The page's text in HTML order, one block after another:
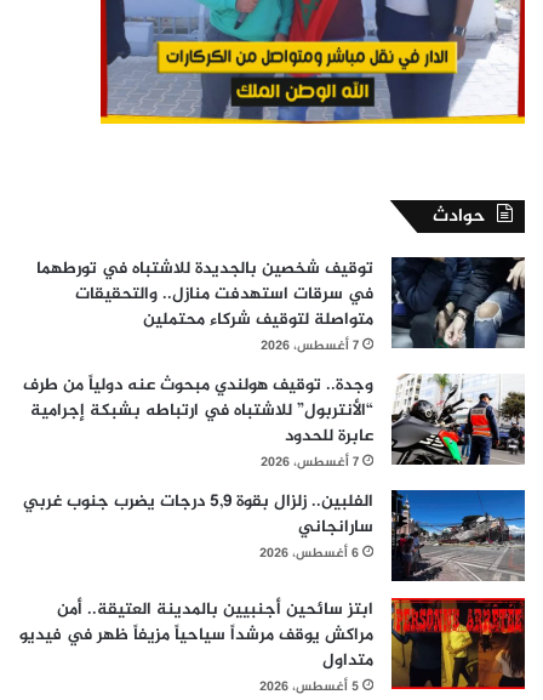
حوادث
توقيف شخصين بالجديدة للاشتباه في تورطهما
في سرقات استهدفت منازل.. والتحقيقات
متواصلة لتوقيف شركاء محتملين
7 أغسطس، 2026
وجدة.. توقيف هولندي مبحوث عنه دولياً من طرف
“الأنتربول” للاشتباه في ارتباطه بشبكة إجرامية
عابرة للحدود
7 أغسطس، 2026
الفلبين.. زلزال بقوة 5,9 درجات يضرب جنوب غربي
سارانجاني
6 أغسطس، 2026
ابتز سائحين أجنبيين بالمدينة العتيقة.. أمن
مراكش يوقف مرشداً سياحياً مزيفاً ظهر في فيديو
متداول
5 أغسطس، 2026